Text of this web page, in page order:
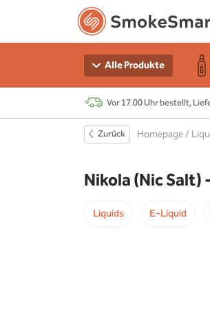
Alle Produkte
Vor 17.00 Uhr bestellt,
Zurück Homepage/
Nikola (Nic Salt)
Liquids E-Liquid